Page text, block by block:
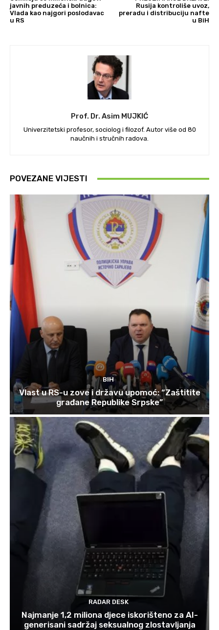
javnih preduzeća i bolnica:
Vlada kao najgori poslodavac
u RS
Rusija kontroliše uvoz,
preradu i distribuciju nafte
u BiH
Prof. Dr. Asim MUJKIĆ
Univerzitetski profesor, sociolog i filozof. Autor više od 80
naučnih i stručnih radova.
POVEZANE VIJESTI
BIH
Vlast u RS-u zove i državu upomoć: “Zaštitite
građane Republike Srpske”
RADAR DESK
Najmanje 1,2 miliona djece iskorišteno za AI-
generisani sadržaj seksualnog zlostavljanja